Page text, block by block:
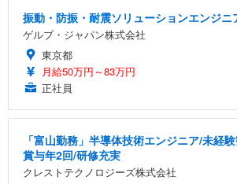
振動・防振・耐震ソリューションエンジニ
ゲルブ・ジャパン株式会社
東京都
月給50万円～83万円
正社員
「富山勤務」半導体技術エンジニア/未経
賞与年2回/研修充実
クレストテクノロジーズ株式会社